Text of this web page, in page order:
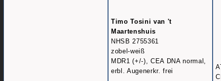
Timo Tosini van 't
Maartenshuis
NHSB 2755361
zobel-weiß
MDR1 (+/-), CEA DNA normal,
erbl. Augenerkr. frei